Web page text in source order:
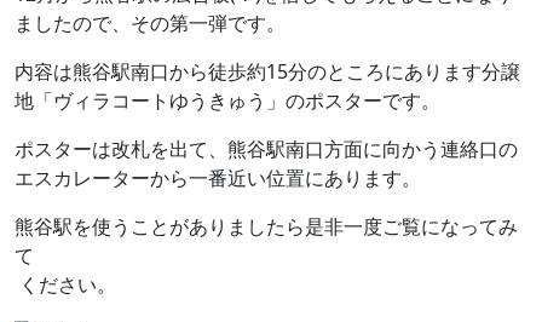
ましたので、その第一弾です。
内容は熊谷駅南口から徒歩約15分のところにあります分譲
地「ヴィラコートゆうきゅう」のポスターです。
ポスターは改札を出て、熊谷駅南口方面に向かう連絡口の
エスカレーターから一番近い位置にあります。
熊谷駅を使うことがありましたら是非一度ご覧になってみ
て
ください。